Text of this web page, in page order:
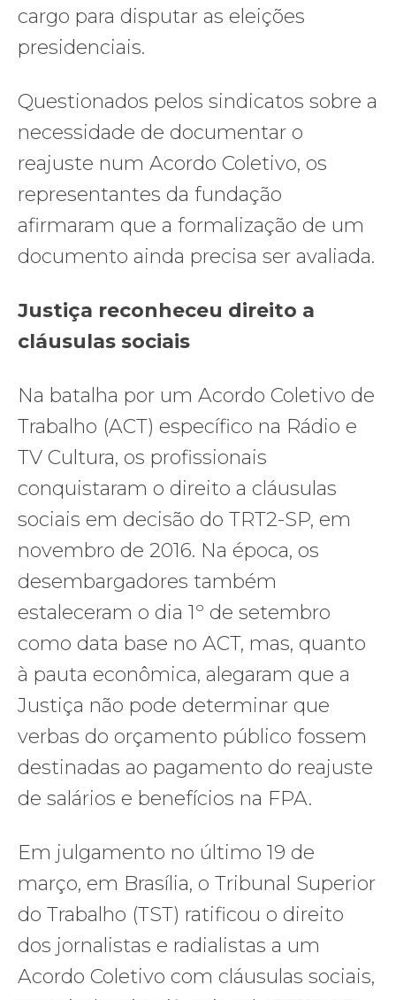
cargo para disputar as eleições
presidenciais.
Questionados pelos sindicatos sobre a
necessidade de documentar o
reajuste num Acordo Coletivo, os
representantes da fundação
afirmaram que a formalização de um
documento ainda precisa ser avaliada.
Justiça reconheceu direito a
cláusulas sociais
Na batalha por um Acordo Coletivo de
Trabalho (ACT) específico na Rádio e
TV Cultura, os profissionais
conquistaram o direito a cláusulas
sociais em decisão do TRT2-SP, em
novembro de 2016. Na época, os
desembargadores também
estaleceram o dia 1º de setembro
como data base no ACT, mas, quanto
à pauta econômica, alegaram que a
Justiça não pode determinar que
verbas do orçamento público fossem
destinadas ao pagamento do reajuste
de salários e benefícios na FPA.
Em julgamento no último 19 de
março, em Brasília, o Tribunal Superior
do Trabalho (TST) ratificou o direito
dos jornalistas e radialistas a um
Acordo Coletivo com cláusulas sociais,